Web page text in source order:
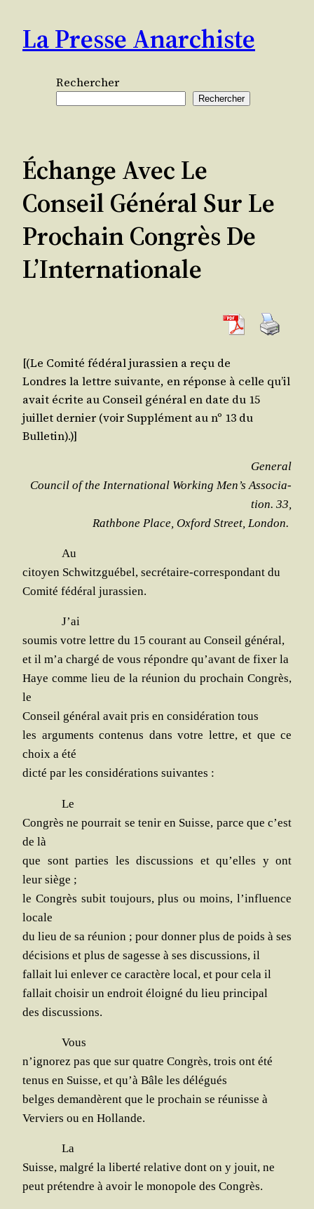
contenu
La Presse Anarchiste
Rechercher
Rechercher
Échange Avec Le
Conseil Général Sur Le
Prochain Congrès De
L’Internationale
[(Le Comi­té fédé­ral juras­sien a reçu de
Londres la lettre sui­vante, en réponse à celle qu’il
avait écrite au Conseil géné­ral en date du 15
juillet der­nier (voir Sup­plé­ment au nº 13 du
Bulletin).)]
Gene­ral
Coun­cil of the Inter­na­tio­nal Wor­king Men’s Asso­cia­
tion. 33,
Rath­bone Place, Oxford Street, London.
Au
citoyen Schwitz­gué­bel, secré­taire-cor­res­pon­dant du
Comi­té fédé­ral jurassien.
J’ai
sou­mis votre lettre du 15 cou­rant au Conseil général,
et il m’a char­gé de vous répondre qu’a­vant de fixer la
Haye comme lieu de la réunion du pro­chain Congrès,
le
Conseil géné­ral avait pris en consi­dé­ra­tion tous
les argu­ments conte­nus dans votre lettre, et que ce
choix a été
dic­té par les consi­dé­ra­tions suivantes :
Le
Congrès ne pour­rait se tenir en Suisse, parce que c’est
de là
que sont par­ties les dis­cus­sions et qu’elles y ont
leur siège ;
le Congrès subit tou­jours, plus ou moins, l’in­fluence
locale
du lieu de sa réunion ; pour don­ner plus de poids à ses
déci­sions et plus de sagesse à ses dis­cus­sions, il
fal­lait lui enle­ver ce carac­tère local, et pour cela il
fal­lait choi­sir un endroit éloi­gné du lieu principal
des discussions.
Vous
n’i­gno­rez pas que sur quatre Congrès, trois ont été
tenus en Suisse, et qu’à Bâle les délégués
belges deman­dèrent que le pro­chain se réunisse à
Ver­viers ou en Hollande.
La
Suisse, mal­gré la liber­té rela­tive dont on y jouit, ne
peut pré­tendre à avoir le mono­pole des Congrès.